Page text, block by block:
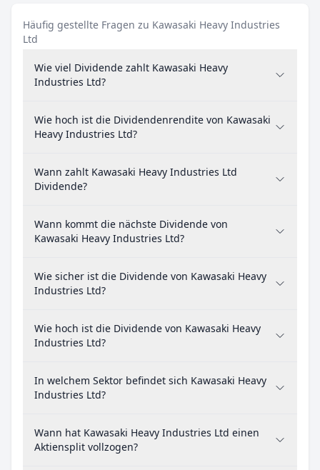
Häufig gestellte Fragen zu Kawasaki Heavy Industries
Ltd
Wie viel Dividende zahlt Kawasaki Heavy
Industries Ltd?
Wie hoch ist die Dividendenrendite von Kawasaki
Heavy Industries Ltd?
Wann zahlt Kawasaki Heavy Industries Ltd
Dividende?
Wann kommt die nächste Dividende von
Kawasaki Heavy Industries Ltd?
Wie sicher ist die Dividende von Kawasaki Heavy
Industries Ltd?
Wie hoch ist die Dividende von Kawasaki Heavy
Industries Ltd?
In welchem Sektor befindet sich Kawasaki Heavy
Industries Ltd?
Wann hat Kawasaki Heavy Industries Ltd einen
Aktiensplit vollzogen?